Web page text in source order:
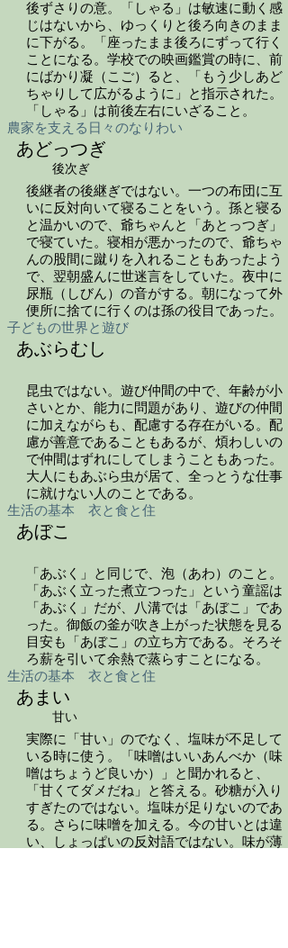
後ずさりの意。「しゃる」は敏速に動く感
じはないから、ゆっくりと後ろ向きのまま
に下がる。「座ったまま後ろにずって行く
ことになる。学校での映画鑑賞の時に、前
にばかり凝（こご）ると、「もう少しあど
ちゃりして広がるように」と指示された。
「しゃる」は前後左右にいざること。
農家を支える日々のなりわい
あどっつぎ
後次ぎ
後継者の後継ぎではない。一つの布団に互
いに反対向いて寝ることをいう。孫と寝る
と温かいので、爺ちゃんと「あとっつぎ」
で寝ていた。寝相が悪かったので、爺ちゃ
んの股間に蹴りを入れることもあったよう
で、翌朝盛んに世迷言をしていた。夜中に
尿瓶（しびん）の音がする。朝になって外
便所に捨てに行くのは孫の役目であった。
子どもの世界と遊び
あぶらむし
昆虫ではない。遊び仲間の中で、年齢が小
さいとか、能力に問題があり、遊びの仲間
に加えながらも、配慮する存在がいる。配
慮が善意であることもあるが、煩わしいの
で仲間はずれにしてしまうこともあった。
大人にもあぶら虫が居て、全っとうな仕事
に就けない人のことである。
生活の基本 衣と食と住
あぼこ
「あぶく」と同じで、泡（あわ）のこと。
「あぶく立った煮立つった」という童謡は
「あぶく」だが、八溝では「あぼこ」であ
った。御飯の釜が吹き上がった状態を見る
目安も「あぼこ」の立ち方である。そろそ
ろ薪を引いて余熱で蒸らすことになる。
生活の基本 衣と食と住
あまい
甘い
実際に「甘い」のでなく、塩味が不足して
いる時に使う。「味噌はいいあんべか（味
噌はちょうど良いか）」と聞かれると、
「甘くてダメだね」と答える。砂糖が入り
すぎたのではない。塩味が足りないのであ
る。さらに味噌を加える。今の甘いとは違
い、しょっぱいの反対語ではない。味が薄